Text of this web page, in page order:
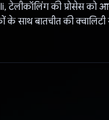
टेलीकॉलिंग की प्रोसेस को
साथ बातचीत की क्वालिटी